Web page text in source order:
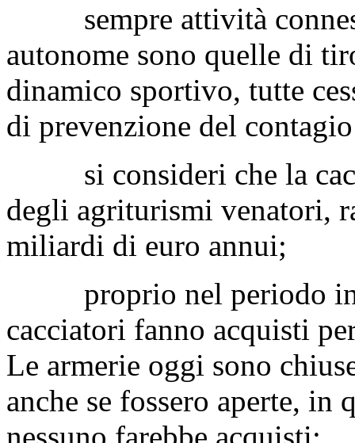
sempre attività
autonome sono quelle di
dinamico sportivo, tutte
di prevenzione del
si consideri che la
degli agriturismi venatori,
miliardi di euro annui;
proprio nel periodo in
cacciatori fanno acquisti
Le armerie oggi sono
anche se fossero aperte, in
nessuno farebbe acquisti;